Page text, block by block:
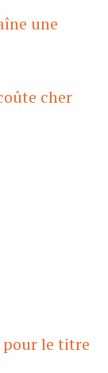
une
cher
pour le titre